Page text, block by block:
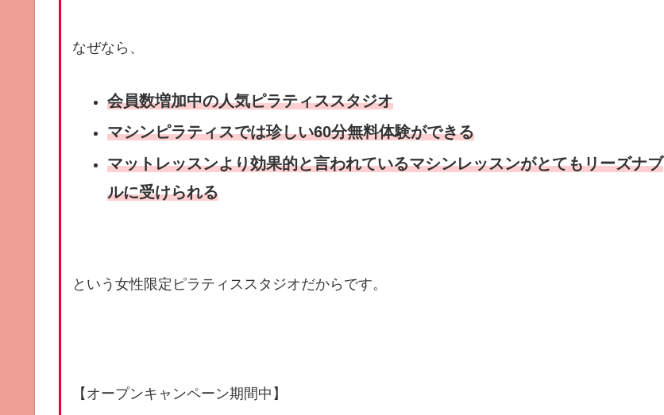
なぜなら、
会員数増加中の人気ピラティススタジオ
マシンピラティスでは珍しい60分無料体験ができる
マットレッスンより効果的と言われているマシンレッスンがとてもリーズナブ
ルに受けられる
という女性限定ピラティススタジオだからです。
【オープンキャンペーン期間中】